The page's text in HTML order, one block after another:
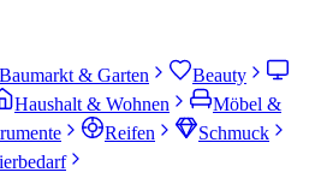
Baumarkt & Garten
Beauty
Haushalt & Wohnen
Möbel &
Reifen
Schmuck